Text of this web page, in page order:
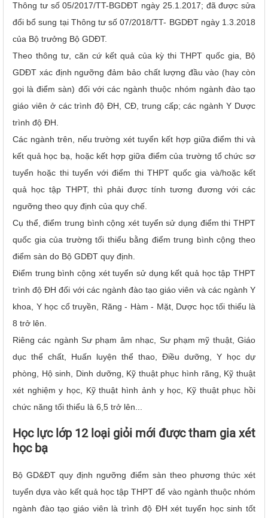
Thông tư số 05/2017/TT-BGDĐT ngày 25.1.2017; đã được sửa
đổi bổ sung tại Thông tư số 07/2018/TT- BGDĐT ngày 1.3.2018
của Bộ trưởng Bộ GDĐT.
Theo thông tư, căn cứ kết quả của kỳ thi THPT quốc gia, Bộ
GDĐT xác định ngưỡng đảm bảo chất lượng đầu vào (hay còn
gọi là điểm sàn) đối với các ngành thuộc nhóm ngành đào tạo
giáo viên ở các trình độ ĐH, CĐ, trung cấp; các ngành Y Dược
trình độ ĐH.
Các ngành trên, nếu trường xét tuyển kết hợp giữa điểm thi và
kết quả học bạ, hoặc kết hợp giữa điểm của trường tổ chức sơ
tuyển hoặc thi tuyển với điểm thi THPT quốc gia và/hoặc kết
quả học tập THPT, thì phải được tính tương đương với các
ngưỡng theo quy định của quy chế.
Cụ thể, điểm trung bình cộng xét tuyển sử dụng điểm thi THPT
quốc gia của trường tối thiểu bằng điểm trung bình cộng theo
điểm sàn do Bộ GDĐT quy định.
Điểm trung bình cộng xét tuyển sử dụng kết quả học tập THPT
trình độ ĐH đối với các ngành đào tạo giáo viên và các ngành Y
khoa, Y học cổ truyền, Răng - Hàm - Mặt, Dược học tối thiểu là
8 trở lên.
Riêng các ngành Sư phạm âm nhạc, Sư phạm mỹ thuật, Giáo
dục thể chất, Huấn luyện thể thao, Điều dưỡng, Y học dự
phòng, Hộ sinh, Dinh dưỡng, Kỹ thuật phục hình răng, Kỹ thuật
xét nghiệm y học, Kỹ thuật hình ảnh y học, Kỹ thuật phục hồi
chức năng tối thiểu là 6,5 trở lên...
Học lực lớp 12 loại giỏi mới được tham gia xét
học bạ
Bộ GD&ĐT quy định ngưỡng điểm sàn theo phương thức xét
tuyển dựa vào kết quả học tập THPT để vào ngành thuộc nhóm
ngành đào tạo giáo viên là trình độ ĐH xét tuyển học sinh tốt